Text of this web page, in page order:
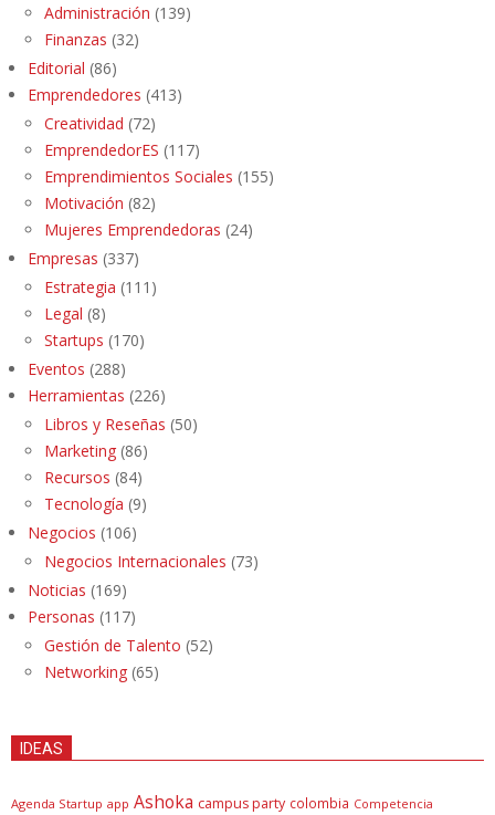
Administración (139)
Finanzas (32)
Editorial (86)
Emprendedores (413)
Creatividad (72)
EmprendedorES (117)
Emprendimientos Sociales (155)
Motivación (82)
Mujeres Emprendedoras (24)
Empresas (337)
Estrategia (111)
Legal (8)
Startups (170)
Eventos (288)
Herramientas (226)
Libros y Reseñas (50)
Marketing (86)
Recursos (84)
Tecnología (9)
Negocios (106)
Negocios Internacionales (73)
Noticias (169)
Personas (117)
Gestión de Talento (52)
Networking (65)
IDEAS
Agenda Startup app Ashoka campus party colombia Competencia